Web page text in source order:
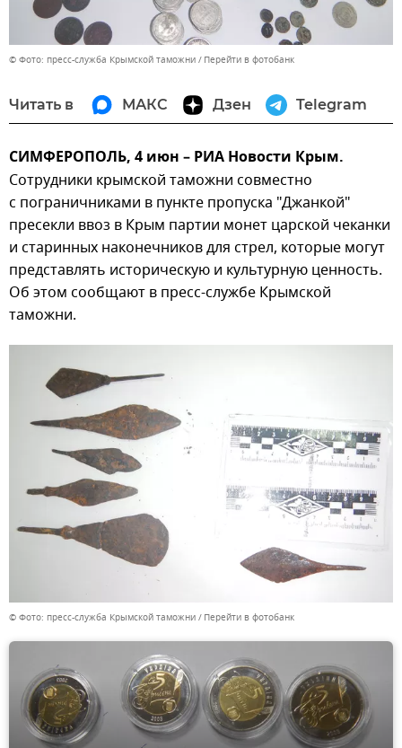
© Фото: пресс-служба Крымской таможни Перейти в фотобанк
Читать в МАКС Дзен Telegram
СИМФЕРОПОЛЬ, 4 июн – РИА Новости Крым.
Сотрудники крымской таможни совместно
с пограничниками в пункте пропуска "Джанкой"
пресекли ввоз в Крым партии монет царской чеканки
и старинных наконечников для стрел, которые могут
представлять историческую и культурную ценность.
Об этом сообщают в пресс-службе Крымской
таможни.
© Фото: пресс-служба Крымской таможни Перейти в фотобанк